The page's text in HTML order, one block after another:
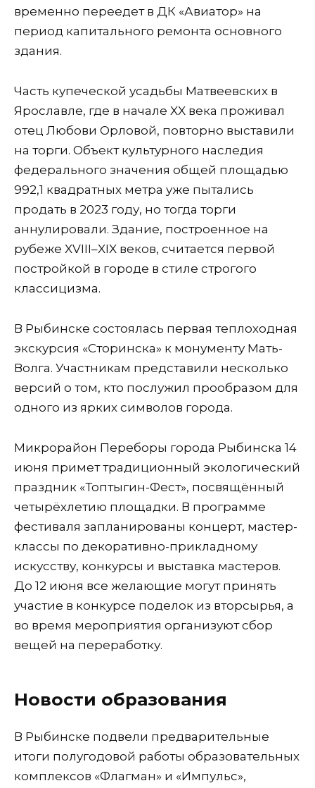
временно переедет в ДК «Авиатор» на
период капитального ремонта основного
здания.
Часть купеческой усадьбы Матвеевских в
Ярославле, где в начале XX века проживал
отец Любови Орловой, повторно выставили
на торги. Объект культурного наследия
федерального значения общей площадью
992,1 квадратных метра уже пытались
продать в 2023 году, но тогда торги
аннулировали. Здание, построенное на
рубеже XVIII–XIX веков, считается первой
постройкой в городе в стиле строгого
классицизма.
В Рыбинске состоялась первая теплоходная
экскурсия «Сторинска» к монументу Мать-
Волга. Участникам представили несколько
версий о том, кто послужил прообразом для
одного из ярких символов города.
Микрорайон Переборы города Рыбинска 14
июня примет традиционный экологический
праздник «Топтыгин-Фест», посвящённый
четырёхлетию площадки. В программе
фестиваля запланированы концерт, мастер-
классы по декоративно-прикладному
искусству, конкурсы и выставка мастеров.
До 12 июня все желающие могут принять
участие в конкурсе поделок из вторсырья, а
во время мероприятия организуют сбор
вещей на переработку.
Новости образования
В Рыбинске подвели предварительные
итоги полугодовой работы образовательных
комплексов «Флагман» и «Импульс»,